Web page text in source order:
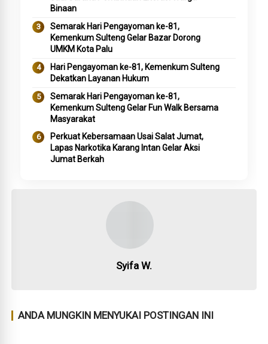
Binaan
Semarak Hari Pengayoman ke-81,
Kemenkum Sulteng Gelar Bazar Dorong
UMKM Kota Palu
Hari Pengayoman ke-81, Kemenkum Sulteng
Dekatkan Layanan Hukum
Semarak Hari Pengayoman ke-81,
Kemenkum Sulteng Gelar Fun Walk Bersama
Masyarakat
Perkuat Kebersamaan Usai Salat Jumat,
Lapas Narkotika Karang Intan Gelar Aksi
Jumat Berkah
Syifa W.
ANDA MUNGKIN MENYUKAI POSTINGAN INI